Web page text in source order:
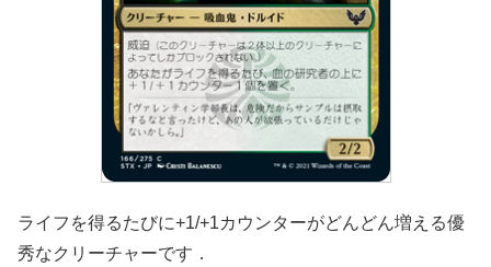
ライフを得るたびに+1/+1カウンターがどんどん増える優
秀なクリーチャーです．